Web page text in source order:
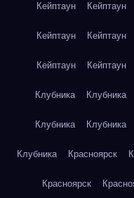
Кейптаун Кейптаун
Кейптаун Кейптаун
Кейптаун Кейптаун
Клубника Клубника
Клубника Клубника
Клубника Красноярск
Красноярск